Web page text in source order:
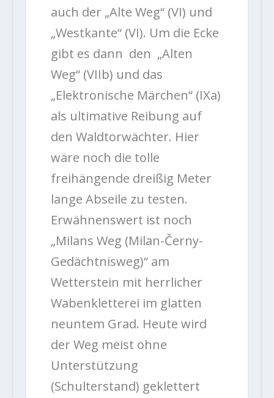
auch der „Alte Weg“ (VI) und
„Westkante“ (VI). Um die Ecke
gibt es dann den „Alten
Weg“ (VIIb) und das
„Elektronische Märchen“ (IXa)
als ultimative Reibung auf
den Waldtorwächter. Hier
wäre noch die tolle
freihängende dreißig Meter
lange Abseile zu testen.
Erwähnenswert ist noch
„Milans Weg (Milan-Černy-
Gedächtnisweg)“ am
Wetterstein mit herrlicher
Wabenkletterei im glatten
neuntem Grad. Heute wird
der Weg meist ohne
Unterstützung
(Schulterstand) geklettert